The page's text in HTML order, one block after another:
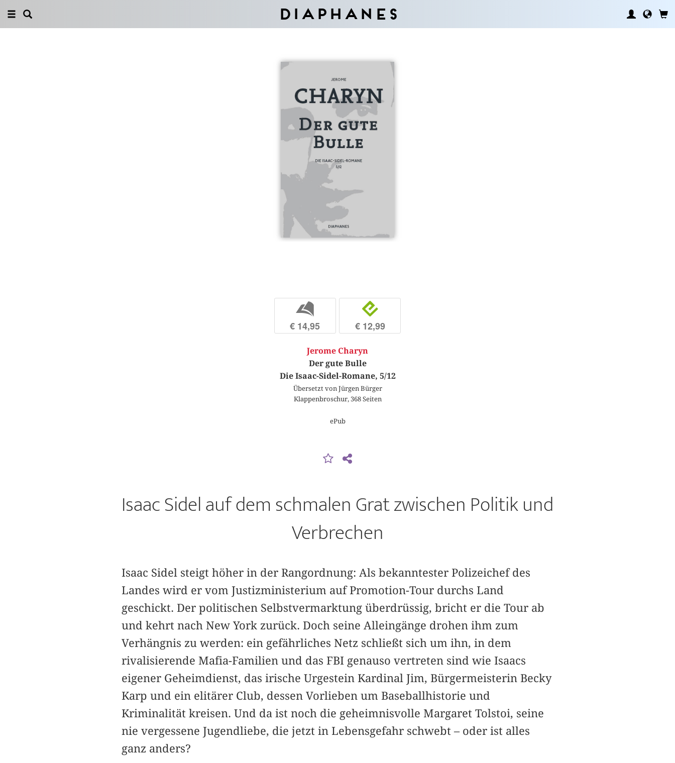
Diaphanes
b
€ 14,95
e
€ 12,99
Jerome Charyn
Der gute Bulle
Die Isaac-Sidel-Romane, 5/12
Übersetzt von Jürgen Bürger
Klappenbroschur, 368 Seiten
ePub
Isaac Sidel auf dem schmalen Grat zwischen Politik und
Verbrechen
Isaac Sidel steigt höher in der Rangordnung: Als bekanntester Polizeichef des
Landes wird er vom Justizministerium auf Promotion-Tour durchs Land
geschickt. Der politischen Selbstvermarktung überdrüssig, bricht er die Tour ab
und kehrt nach New York zurück. Doch seine Alleingänge drohen ihm zum
Verhängnis zu werden: ein gefährliches Netz schließt sich um ihn, in dem
rivalisierende Mafia-Familien und das FBI genauso vertreten sind wie Isaacs
eigener Geheimdienst, das irische Urgestein Kardinal Jim, Bürgermeisterin Becky
Karp und ein elitärer Club, dessen Vorlieben um Baseballhistorie und
Kriminalität kreisen. Und da ist noch die geheimnisvolle Margaret Tolstoi, seine
nie vergessene Jugendliebe, die jetzt in Lebensgefahr schwebt – oder ist alles
ganz anders?